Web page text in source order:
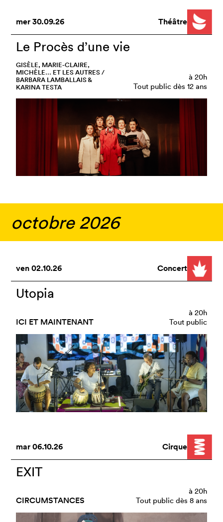
mer30.09.26 Théâtre
Le Procès d’une vie
GISÈLE, MARIE-CLAIRE,
MICHÈLE… ET LES AUTRES /
BARBARA LAMBALLAIS &
KARINA TESTA
à 20h
Tout public dès 12 ans
octobre 2026
ven02.10.26 Concert
Utopia
ICI ET MAINTENANT
à 20h
Tout public
mar06.10.26 Cirque
EXIT
CIRCUMSTANCES
à 20h
Tout public dès 8 ans